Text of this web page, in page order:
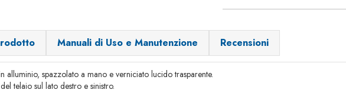
Manuali di Uso e Manutenzione Recensioni
alluminio, spazzolato a mano e verniciato lucido trasparente.
telaio sul lato destro e sinistro.